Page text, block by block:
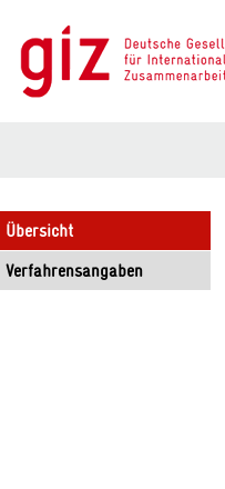
Übersicht
Verfahrensangaben